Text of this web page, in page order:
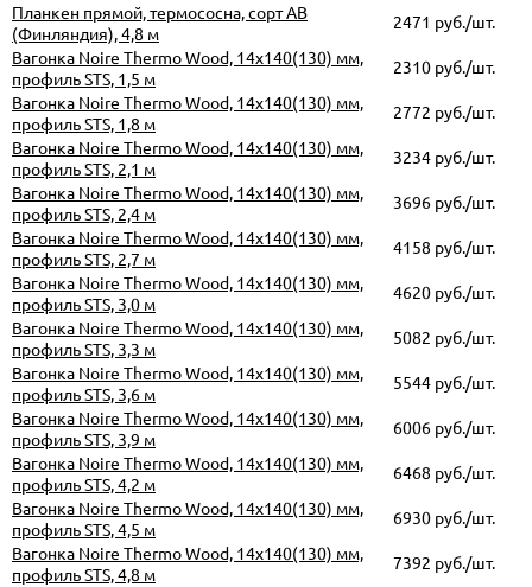
Планкен прямой, термососна, сорт АВ
(Финляндия), 4,8 м
2471 руб./шт.
Вагонка Noire Thermo Wood, 14х140(130) мм,
профиль STS, 1,5 м
2310 руб./шт.
Вагонка Noire Thermo Wood, 14х140(130) мм,
профиль STS, 1,8 м
2772 руб./шт.
Вагонка Noire Thermo Wood, 14х140(130) мм,
профиль STS, 2,1 м
3234 руб./шт.
Вагонка Noire Thermo Wood, 14х140(130) мм,
профиль STS, 2,4 м
3696 руб./шт.
Вагонка Noire Thermo Wood, 14х140(130) мм,
профиль STS, 2,7 м
4158 руб./шт.
Вагонка Noire Thermo Wood, 14х140(130) мм,
профиль STS, 3,0 м
4620 руб./шт.
Вагонка Noire Thermo Wood, 14х140(130) мм,
профиль STS, 3,3 м
5082 руб./шт.
Вагонка Noire Thermo Wood, 14х140(130) мм,
профиль STS, 3,6 м
5544 руб./шт.
Вагонка Noire Thermo Wood, 14х140(130) мм,
профиль STS, 3,9 м
6006 руб./шт.
Вагонка Noire Thermo Wood, 14х140(130) мм,
профиль STS, 4,2 м
6468 руб./шт.
Вагонка Noire Thermo Wood, 14х140(130) мм,
профиль STS, 4,5 м
6930 руб./шт.
Вагонка Noire Thermo Wood, 14х140(130) мм,
профиль STS, 4,8 м
7392 руб./шт.